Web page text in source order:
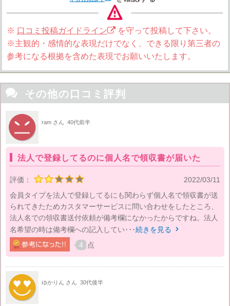
※ 口コミ投稿ガイドライン
を守って投稿して下さい。
※主観的・感情的な表現だけでなく、できる限り第三者の
参考になる根拠を含めた表現でお願いいたします。
 その他の口コミ評判
ram さん 40代前半
法人で登録してるのに個人名で領収書が届いた
評価：
2022/03/11
会員タイプを法人で登録してるにも関わらず個人名で領収書が送
られてきたためカスタマーサービスに問い合わせをしたところ、
法人名での領収書送付依頼が備考欄になかったからですね。法人
名希望の時は備考欄への記入してい･･･続きを見る 
4 点
ゆかりん さん 30代後半